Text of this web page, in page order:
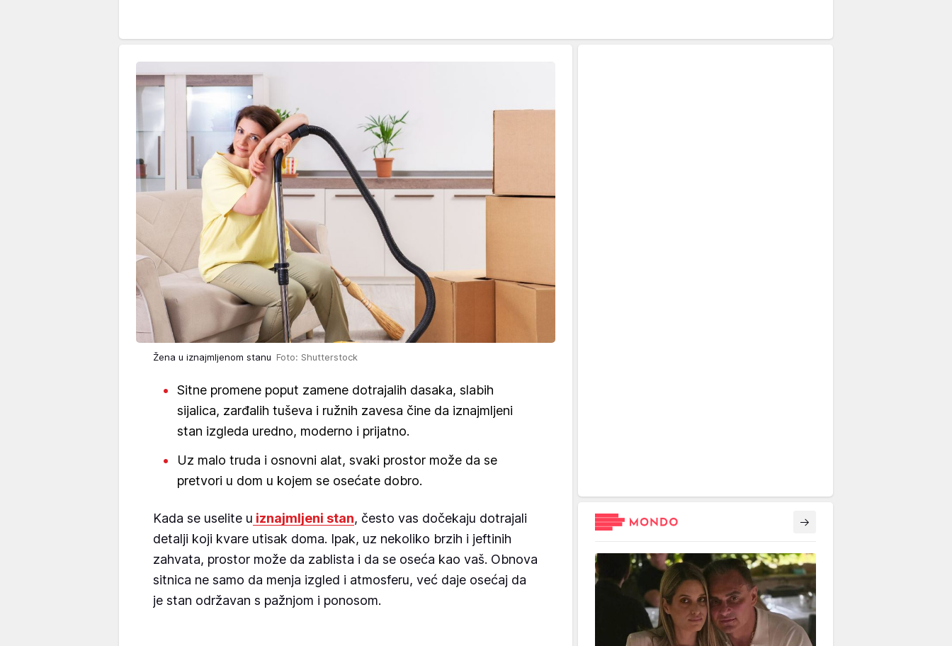
Žena u iznajmljenom stanu Foto: Shutterstock
Sitne promene poput zamene dotrajalih dasaka, slabih
sijalica, zarđalih tuševa i ružnih zavesa čine da iznajmljeni
stan izgleda uredno, moderno i prijatno.
Uz malo truda i osnovni alat, svaki prostor može da se
pretvori u dom u kojem se osećate dobro.
Kada se uselite u iznajmljeni stan, često vas dočekaju dotrajali
detalji koji kvare utisak doma. Ipak, uz nekoliko brzih i jeftinih
zahvata, prostor može da zablista i da se oseća kao vaš. Obnova
sitnica ne samo da menja izgled i atmosferu, već daje osećaj da
je stan održavan s pažnjom i ponosom.